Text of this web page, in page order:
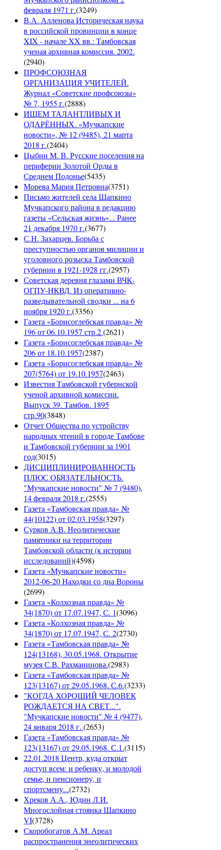
февраля 1971 г.(3249)
В.А. Алленова Историческая наука
в российской провинции в конце
XIX - начале XX вв.: Тамбовская
ученая архивная комиссия. 2002.
(2940)
ПРОФСОЮЗНАЯ
ОРГАНИЗАЦИЯ УЧИТЕЛЕЙ.
Журнал «Советские профсоюзы»
№ 7, 1955 г.(2888)
ИЩЕМ ТАЛАНТЛИВЫХ И
ОДАРЁННЫХ. «Мучкапские
новости», № 12 (9485), 21 марта
2018 г.(2404)
Цыбин М. В. Русские поселения на
периферии Золотой Орды в
Среднем Подонье(5435)
Морева Мария Петровна(3751)
Письмо жителей села Шапкино
Мучкапского района в редакцию
газеты «Сельская жизнь»... Ранее
21 декабря 1970 г.(3677)
С.Н. Захарцев. Борьба с
преступностью органов милиции и
уголовного розыска Тамбовской
губернии в 1921-1928 гг.(2957)
Советская деревня глазами ВЧК-
ОГПУ-НКВД. Из оперативно-
разведывательной сводки ... на 6
ноября 1920 г.(3356)
Газета «Борисоглебская правда» №
196 от 06.10.1957 стр.2(2621)
Газета «Борисоглебская правда» №
206 от 18.10.1957(2387)
Газета «Борисоглебская правда» №
207(5764) от 19.10.1957(2463)
Известия Тамбовской губернской
ученой архивной комиссии.
Выпуск 39. Тамбов. 1895
стр.90(3848)
Отчет Общества по устройству
народных чтений в городе Тамбове
и Тамбовской губернии за 1901
год(3015)
ДИСЦИПЛИНИРОВАННОСТЬ
ПЛЮС ОБЯЗАТЕЛЬНОСТЬ.
"Мучкапские новости" № 7 (9480),
14 февраля 2018 г.(2555)
Газета «Тамбовская правда» №
44(10122) от 02.03.1958(3297)
Сурков А.В. Неолитические
памятники на территории
Тамбовской области (к истории
исследований)(4598)
Газета «Мучкапские новости»
2012-06-20 Находки со дна Вороны
(2699)
Газета «Колхозная правда» №
34(1870) от 17.07.1947, С. 1(3096)
Газета «Колхозная правда» №
34(1870) от 17.07.1947, С. 2(2730)
Газета «Тамбовская правда» №
124(13168), 30.05.1968. Открытие
музея С.В. Рахманинова.(2983)
Газета «Тамбовская правда» №
123(13167) от 29.05.1968. С.6.(3233)
"КОГДА ХОРОШИЙ ЧЕЛОВЕК
РОЖДАЕТСЯ НА СВЕТ...".
"Мучкапские новости" № 4 (9477),
24 января 2018 г. (2653)
Газета «Тамбовская правда» №
123(13167) от 29.05.1968. С.1.(3115)
22.01.2018 Центр, куда открыт
доступ всем: и ребенку, и молодой
семье, и пенсионеру, и
спортсмену...(2732)
Хреков А.А., Юдин Л.И.
Многослойная стоянка Шапкино
VI(3728)
Скоробогатов А.М. Ареал
распространения энеолитических